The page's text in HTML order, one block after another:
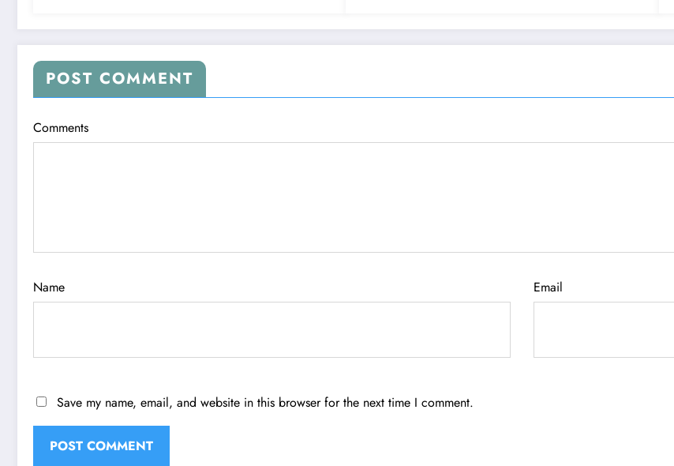
POST COMMENT
Comments
Name Email
Save my name, email, and website in this browser for the next time I comment.